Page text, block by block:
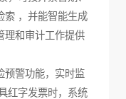
索 ，并能智能生成
理和审计工作提供
预警功能，实时监
红字发票时，系统